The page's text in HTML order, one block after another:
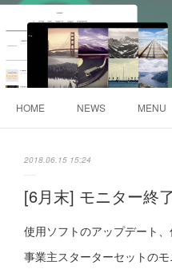
HOME NEWS MENU
2018.06.15 15:24
[6月末] モニター終
使用ソフトのアップデート、
事業主スターターセットのモ